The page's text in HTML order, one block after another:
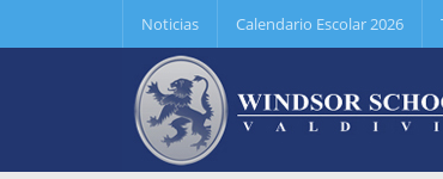
Noticias Calendario Escolar 2026